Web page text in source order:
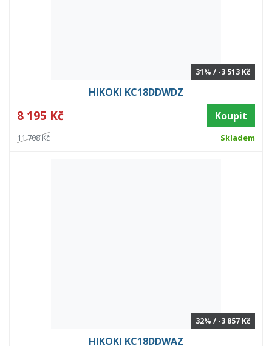
31% / -3 513 Kč
HIKOKI KC18DDWDZ
8 195 Kč Koupit
11 708 Kč Skladem
32% / -3 857 Kč
HIKOKI KC18DDWAZ